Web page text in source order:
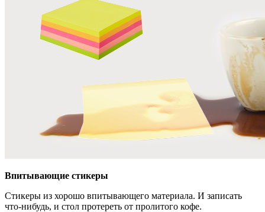
Впитывающие стикеры
Стикеры из хорошо впитывающего материала. И записать
что-нибудь, и стол протереть от пролитого кофе.